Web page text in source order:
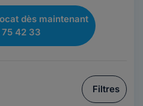
dès maintenant
75 42 33
Filtres